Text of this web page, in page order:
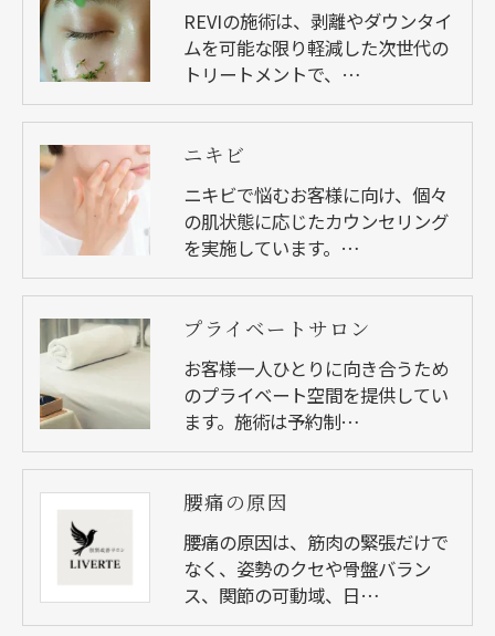
REVIの施術は、剥離やダウンタイ
ムを可能な限り軽減した次世代の
トリートメントで、…
ニキビ
ニキビで悩むお客様に向け、個々
の肌状態に応じたカウンセリング
を実施しています。…
プライベートサロン
お客様一人ひとりに向き合うため
のプライベート空間を提供してい
ます。施術は予約制…
腰痛の原因
腰痛の原因は、筋肉の緊張だけで
なく、姿勢のクセや骨盤バラン
ス、関節の可動域、日…